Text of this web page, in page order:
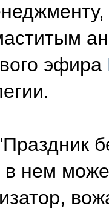
эфира
в нем